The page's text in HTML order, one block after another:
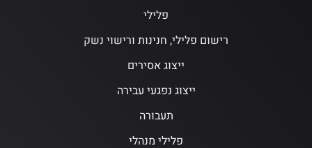
פלילי
רישום פלילי, חנינות ורישוי נשק
ייצוג אסירים
ייצוג נפגעי עבירה
תעבורה
פלילי מנהלי